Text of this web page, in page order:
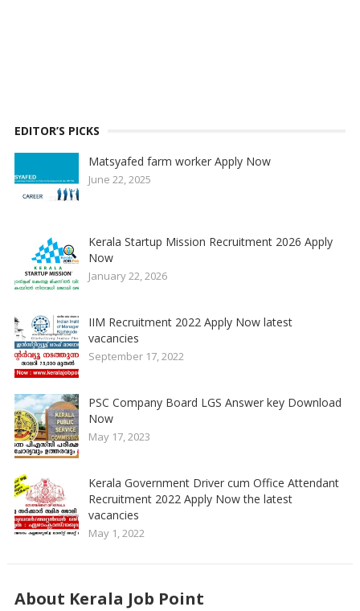
EDITOR’S PICKS
Matsyafed farm worker Apply Now
June 22, 2025
Kerala Startup Mission Recruitment 2026 Apply
Now
January 22, 2026
IIM Recruitment 2022 Apply Now latest
vacancies
September 17, 2022
PSC Company Board LGS Answer key Download
Now
May 17, 2023
Kerala Government Driver cum Office Attendant
Recruitment 2022 Apply Now the latest
vacancies
May 1, 2022
About Kerala Job Point